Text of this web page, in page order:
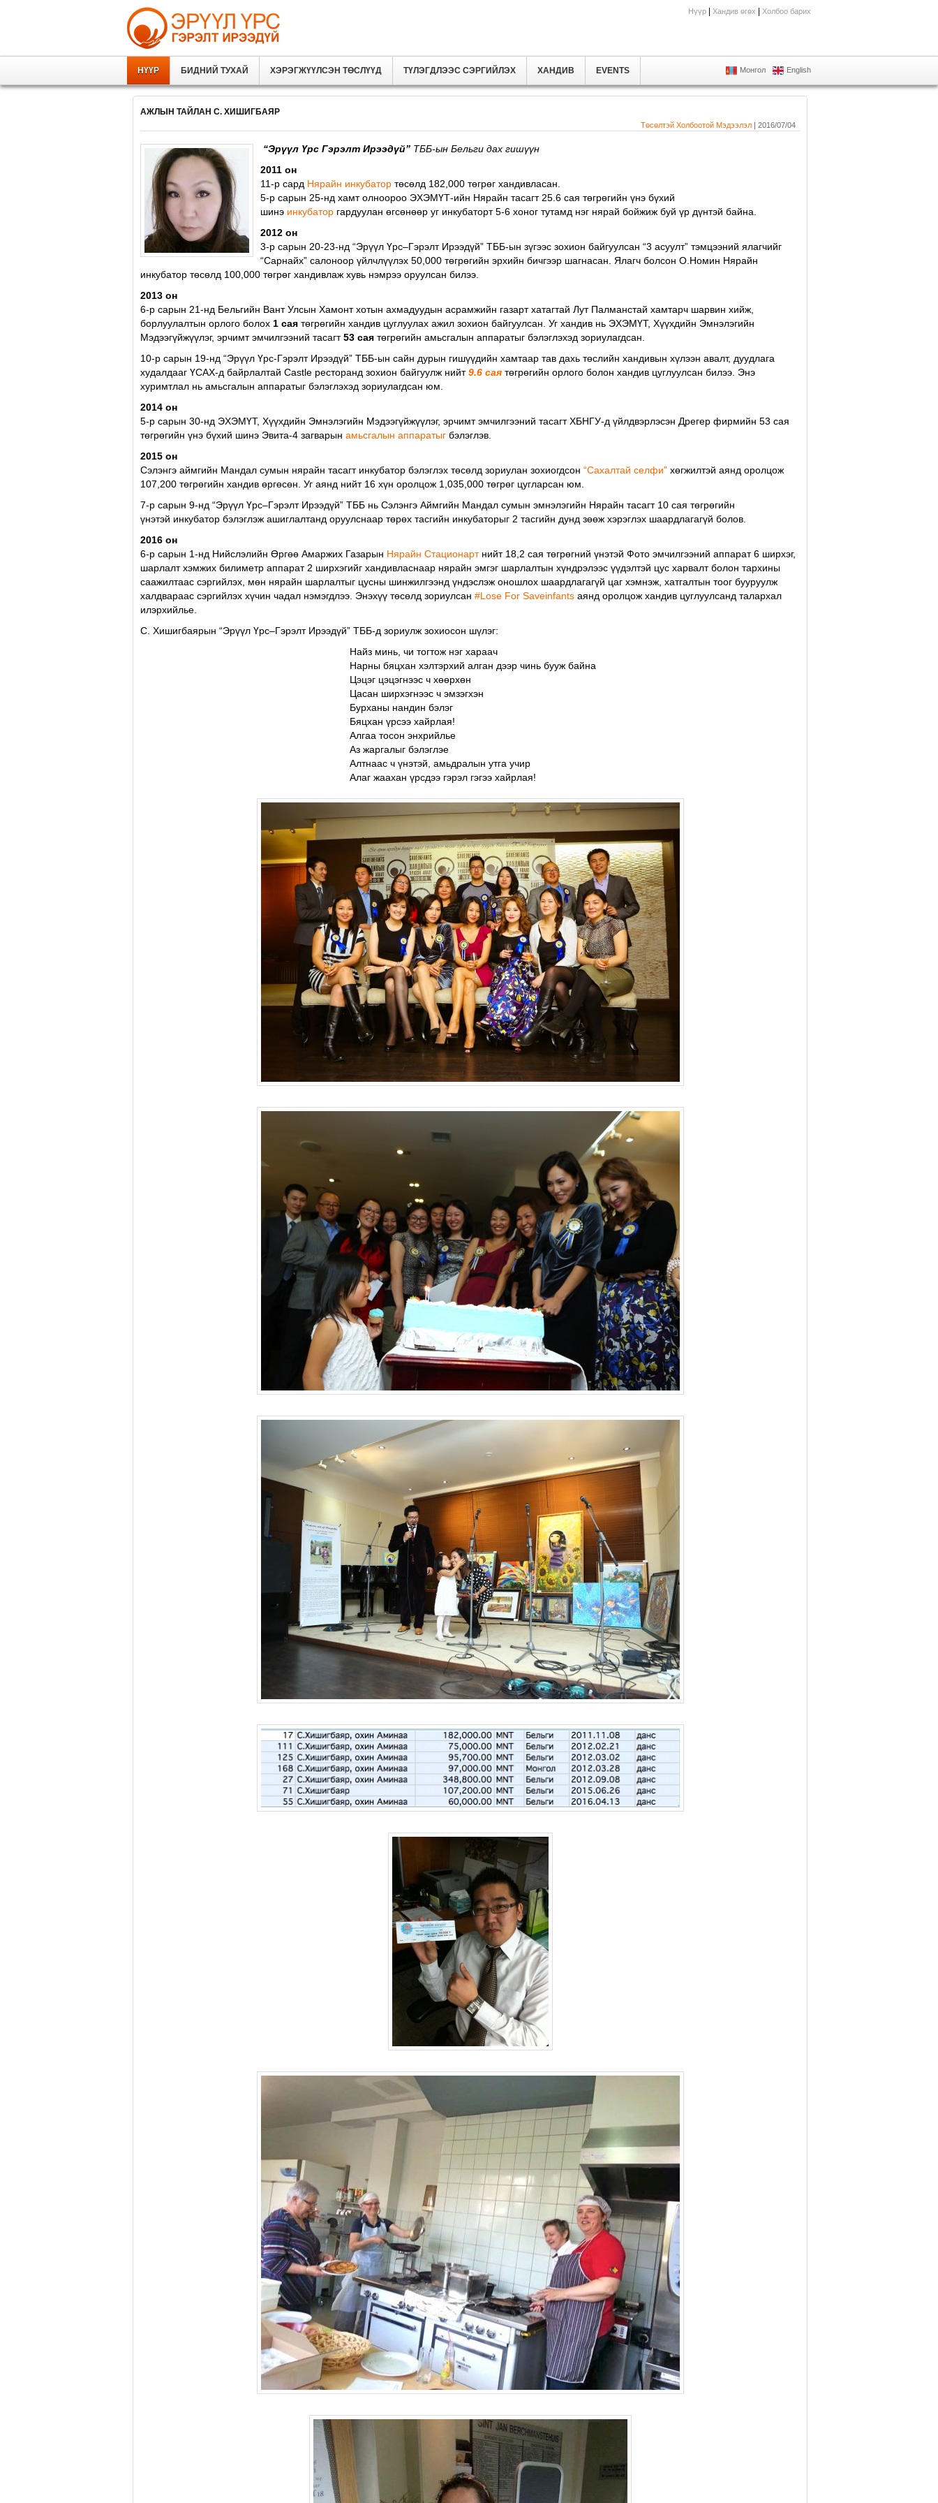
Монгол English
Нүүр Хандив өгөх Холбоо барих
НҮҮР БИДНИЙ ТУХАЙ ХЭРЭГЖҮҮЛСЭН ТӨСЛҮҮД ТҮЛЭГДЛЭЭС СЭРГИЙЛЭХ ХАНДИВ EVENTS
АЖЛЫН ТАЙЛАН С. ХИШИГБАЯР
Төсөлтэй Холбоотой Мэдээлэл | 2016/07/04
“Эрүүл Үрс Гэрэлт Ирээдүй” ТББ-ын Бельги дах гишүүн
2011 он
11-p сард Нярайн инкубатор төсөлд 182,000 төгрөг хандивласан.
5-р сарын 25-нд хамт олноороо ЭХЭМҮТ-ийн Нярайн тасагт 25.6 сая төгрөгийн үнэ бүхий
шинэ инкубатор гардуулан өгсөнөөр уг инкубаторт 5-6 хоног тутамд нэг нярай бойжиж буй үр дүнтэй байна.
2012 он
3-р сарын 20-23-нд “Эрүүл Үрс–Гэрэлт Ирээдүй” ТББ-ын зүгээс зохион байгуулсан “3 асуулт” тэмцээний ялагчийг
“Сарнайх” салоноор үйлчлүүлэх 50,000 төгрөгийн эрхийн бичгээр шагнасан. Ялагч болсон О.Номин Нярайн
инкубатор төсөлд 100,000 төгрөг хандивлаж хувь нэмрээ оруулсан билээ.
2013 он
6-р сарын 21-нд Бельгийн Вант Улсын Хамонт хотын ахмадуудын асрамжийн газарт хатагтай Лут Палманстай хамтарч шарвин хийж,
борлуулалтын орлого болох 1 сая төгрөгийн хандив цуглуулах ажил зохион байгуулсан. Уг хандив нь ЭХЭМҮТ, Хүүхдийн Эмнэлэгийн
Мэдээгүйжүүлэг, эрчимт эмчилгээний тасагт53 сая төгрөгийн амьсгалын аппаратыг бэлэглэхэд зориулагдсан.
10-р сарын 19-нд “Эрүүл Үрс-Гэрэлт Ирээдүй” ТББ-ын сайн дурын гишүүдийн хамтаар тав дaхь төслийн хандивын хүлээн авалт, дуудлага
худалдааг ҮСАХ-д байрлалтай Castle ресторанд зохион байгуулж нийт9.6 сая төгрөгийн орлого болон хандив цуглуулсан билээ. Энэ
хуримтлал нь амьсгалын аппаратыг бэлэглэхэд зориулагдcан юм.
2014 он
5-р сарын 30-нд ЭХЭМҮТ, Хүүхдийн Эмнэлэгийн Мэдээгүйжүүлэг, эрчимт эмчилгээний тасагт ХБНГУ-д үйлдвэрлэсэн Дрегер фирмийн 53 сая
төгрөгийн үнэ бүхий шинэ Эвита-4 загварын амьсгалын аппаратыг бэлэглэв.
2015 он
Сэлэнгэ аймгийн Мандал сумын нярайн тасагт инкубатор бэлэглэх төсөлд зориулан зохиогдсон “Сахалтай селфи” хөгжилтэй аянд оролцож
107,200 төгрөгийн хандив өргөсөн. Уг аянд нийт 16 хүн оролцож 1,035,000 төгрөг цугларсан юм.
7-р сарын 9-нд “Эрүүл Үрс–Гэрэлт Ирээдүй” ТББ нь Сэлэнгэ Аймгийн Мандал сумын эмнэлэгийн Нярайн тасагт 10 сая төгрөгийн
үнэтэй инкубатор бэлэглэж ашиглалтанд оруулснаар төрөх тасгийн инкубаторыг 2 тасгийн дунд зөөж хэрэглэх шаардлагагүй болов.
2016 он
6-р сарын 1-нд Нийслэлийн Өргөө Амаржих Газарын Нярайн Стационартнийт 18,2 сая төгрөгний үнэтэй Фото эмчилгээний аппарат 6 ширхэг,
шарлалт хэмжих билиметр аппарат 2 ширхэгийг хандивласнаар нярайн эмгэг шарлалтын хүндрэлээс үүдэлтэй цус харвалт болон тархины
саажилтаас сэргийлэх, мөн нярайн шарлалтыг цусны шинжилгээнд үндэслэж оношлох шаардлагагүй цаг хэмнэж, хатгалтын тоог бууруулж
халдвараас сэргийлэх хүчин чадал нэмэгдлээ. Энэхүү төсөлд зориулcан #Lose For Saveinfants аянд оролцож хандив цуглуулсанд талархал
илэрхийлье.
С. Хишигбаярын “Эрүүл Үрс–Гэрэлт Ирээдүй” ТББ-д зориулж зохиосон шүлэг:
Найз минь, чи тогтож нэг хараач
Нарны бяцхан хэлтэрхий алган дээр чинь бууж байна
Цэцэг цэцэгнээс ч хөөрхөн
Цасан ширхэгнээс ч эмзэгхэн
Бурханы нандин бэлэг
Бяцхан үрсээ хайрлая!
Алгаа тосон энхрийлье
Аз жаргалыг бэлэглэе
Алтнаас ч үнэтэй, амьдралын утга учир
Алаг жаахан үрсдээ гэрэл гэгээ хайрлая!